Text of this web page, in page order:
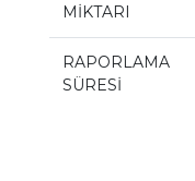
MİKTARI
RAPORLAMA
SÜRESİ